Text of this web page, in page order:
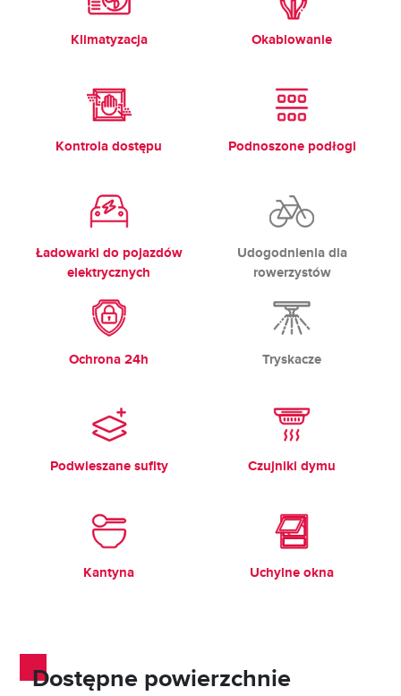
Klimatyzacja Okablowanie
Kontrola dostępu Podnoszone podłogi
Ładowarki do pojazdów
elektrycznych
Udogodnienia dla
rowerzystów
Ochrona 24h Tryskacze
Podwieszane sufity Czujniki dymu
Kantyna Uchylne okna
Dostępne powierzchnie